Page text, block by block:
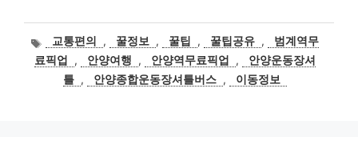
태
그
교통편의 , 꿀정보 , 꿀팁 , 꿀팁공유 ,
범계역무
료픽업
, 안양여행 , 안양역무료픽업 ,
안양운동장셔
틀 , 안양종합운동장셔틀버스 , 이동정보